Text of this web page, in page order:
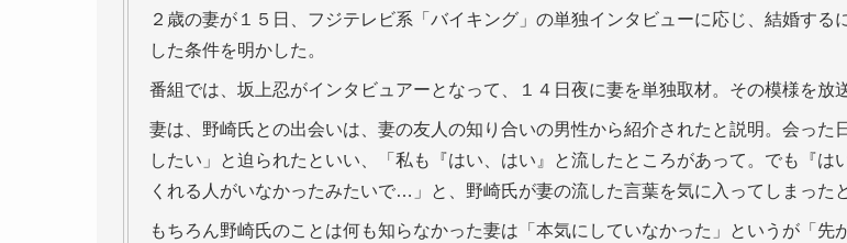
２歳の妻が１５日、フジテレビ系「バイキング」の単独インタビューに応じ、結婚する
した条件を明かした。
番組では、坂上忍がインタビュアーとなって、１４日夜に妻を単独取材。その模様を放
妻は、野崎氏との出会いは、妻の友人の知り合いの男性から紹介されたと説明。会った
したい」と迫られたといい、「私も『はい、はい』と流したところがあって。でも『は
くれる人がいなかったみたいで…」と、野崎氏が妻の流した言葉を気に入ってしまった
もちろん野崎氏のことは何も知らなかった妻は「本気にしていなかった」というが「先